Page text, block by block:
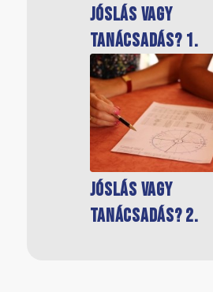
Jóslás vagy
tanácsadás? 1.
Jóslás vagy
tanácsadás? 2.
Az asztrológia
önmagunk
megismerésében